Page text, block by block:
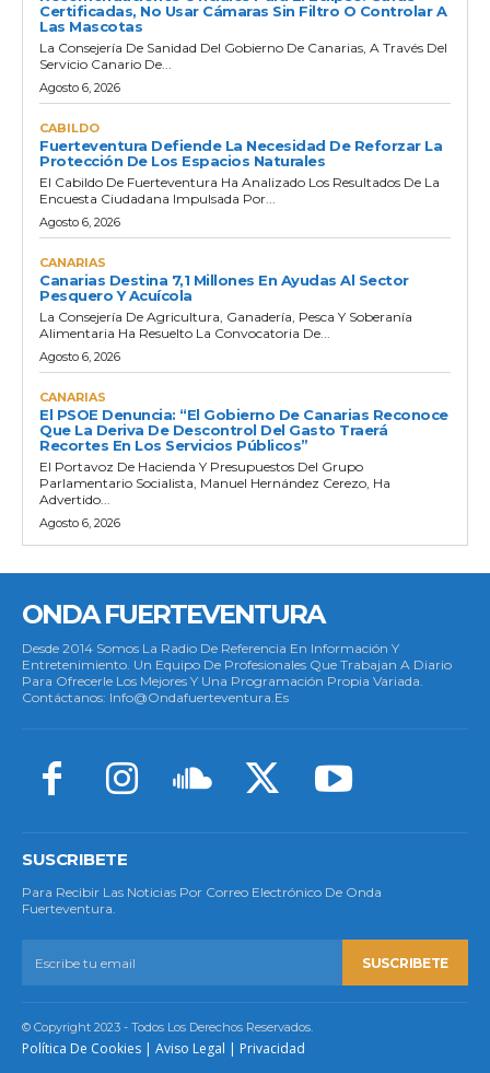
Certificadas, No Usar Cámaras Sin Filtro O Controlar A
Las Mascotas
La Consejería De Sanidad Del Gobierno De Canarias, A Través Del
Servicio Canario De...
Agosto 6, 2026
CABILDO
Fuerteventura Defiende La Necesidad De Reforzar La
Protección De Los Espacios Naturales
El Cabildo De Fuerteventura Ha Analizado Los Resultados De La
Encuesta Ciudadana Impulsada Por...
Agosto 6, 2026
CANARIAS
Canarias Destina 7,1 Millones En Ayudas Al Sector
Pesquero Y Acuícola
La Consejería De Agricultura, Ganadería, Pesca Y Soberanía
Alimentaria Ha Resuelto La Convocatoria De...
Agosto 6, 2026
CANARIAS
El PSOE Denuncia: “El Gobierno De Canarias Reconoce
Que La Deriva De Descontrol Del Gasto Traerá
Recortes En Los Servicios Públicos”
El Portavoz De Hacienda Y Presupuestos Del Grupo
Parlamentario Socialista, Manuel Hernández Cerezo, Ha
Advertido...
Agosto 6, 2026
ONDA FUERTEVENTURA
Desde 2014 Somos La Radio De Referencia En Información Y
Entretenimiento. Un Equipo De Profesionales Que Trabajan A Diario
Para Ofrecerle Los Mejores Y Una Programación Propia Variada.
Contáctanos: Info@ondafuerteventura.es
SUSCRIBETE
Para Recibir Las Noticias Por Correo Electrónico De Onda
Fuerteventura.
SUSCRIBETE
© Copyright 2023 - Todos Los Derechos Reservados.
Política De Cookies | Aviso Legal | Privacidad